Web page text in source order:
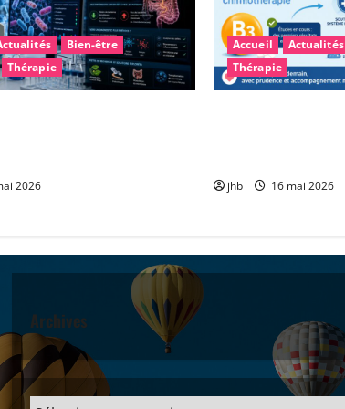
Bien-être
Thérapie
2026
Accueil Actualités
Thérapie
jhb 16 mai 2026
Archives